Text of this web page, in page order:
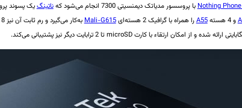
Nothingبا پروسسور مدیاتک دیمنسیتی 7300 انجام می‌شود که ناتینگ
و 4 هسته A55را همراه با گرافیک 2 هسته‌ای Mali-G615